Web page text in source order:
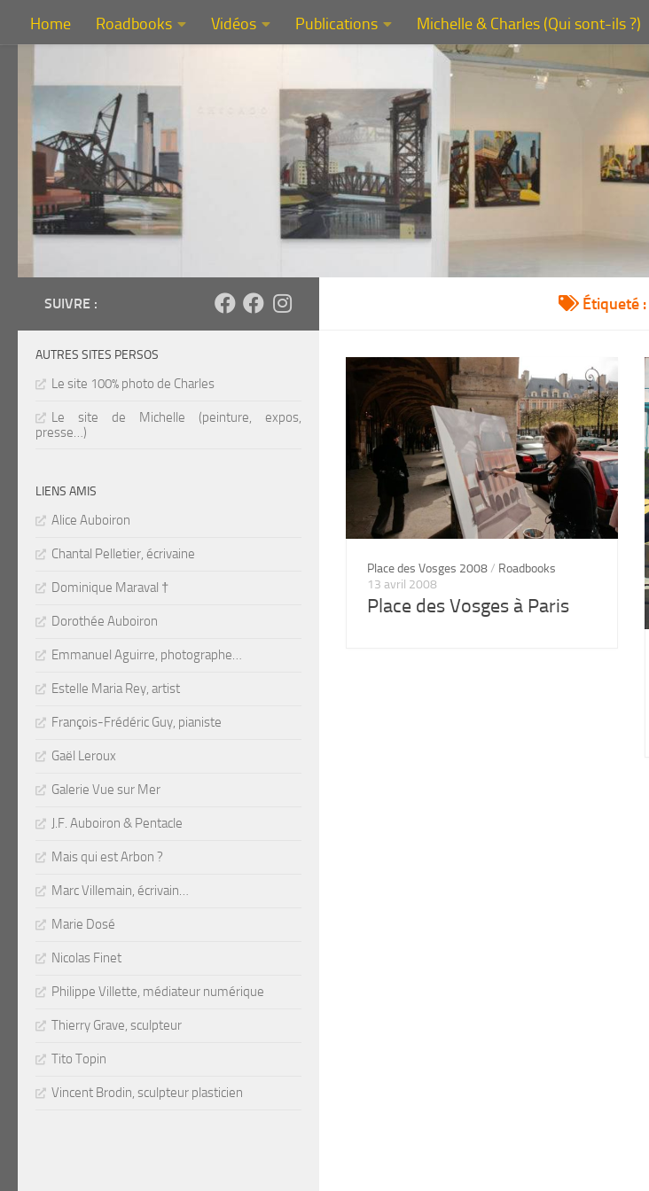
Au dessous du contenu
Home Roadbooks Vidéos Publications Michelle & Charles (Qui sont-ils ?)
Étiqueté :
Place des Vosges 2008/ Roadbooks
13 avril 2008
Place des Vosges à Paris
SUIVRE :
AUTRES SITES PERSOS
Le site 100% photo de Charles
Le site de Michelle (peinture, expos,
presse…)
LIENS AMIS
Alice Auboiron
Chantal Pelletier, écrivaine
Dominique Maraval †
Dorothée Auboiron
Emmanuel Aguirre, photographe…
Estelle Maria Rey, artist
François-Frédéric Guy, pianiste
Gaël Leroux
Galerie Vue sur Mer
J.F. Auboiron & Pentacle
Mais qui est Arbon ?
Marc Villemain, écrivain…
Marie Dosé
Nicolas Finet
Philippe Villette, médiateur numérique
Thierry Grave, sculpteur
Tito Topin
Vincent Brodin, sculpteur plasticien